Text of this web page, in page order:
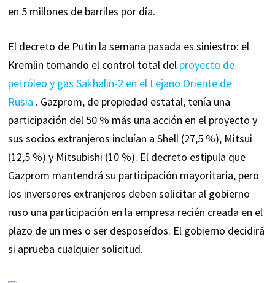
en 5 millones de barriles por día.
El decreto de Putin la semana pasada es siniestro: el
Kremlin tomando el control total del proyecto de
petróleo y gas Sakhalin-2 en el Lejano Oriente de
Rusia . Gazprom, de propiedad estatal, tenía una
participación del 50 % más una acción en el proyecto y
sus socios extranjeros incluían a Shell (27,5 %), Mitsui
(12,5 %) y Mitsubishi (10 %). El decreto estipula que
Gazprom mantendrá su participación mayoritaria, pero
los inversores extranjeros deben solicitar al gobierno
ruso una participación en la empresa recién creada en el
plazo de un mes o ser desposeídos. El gobierno decidirá
si aprueba cualquier solicitud.